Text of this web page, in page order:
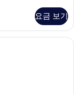
요금 보기
, 전용 수영장 | 고급 침